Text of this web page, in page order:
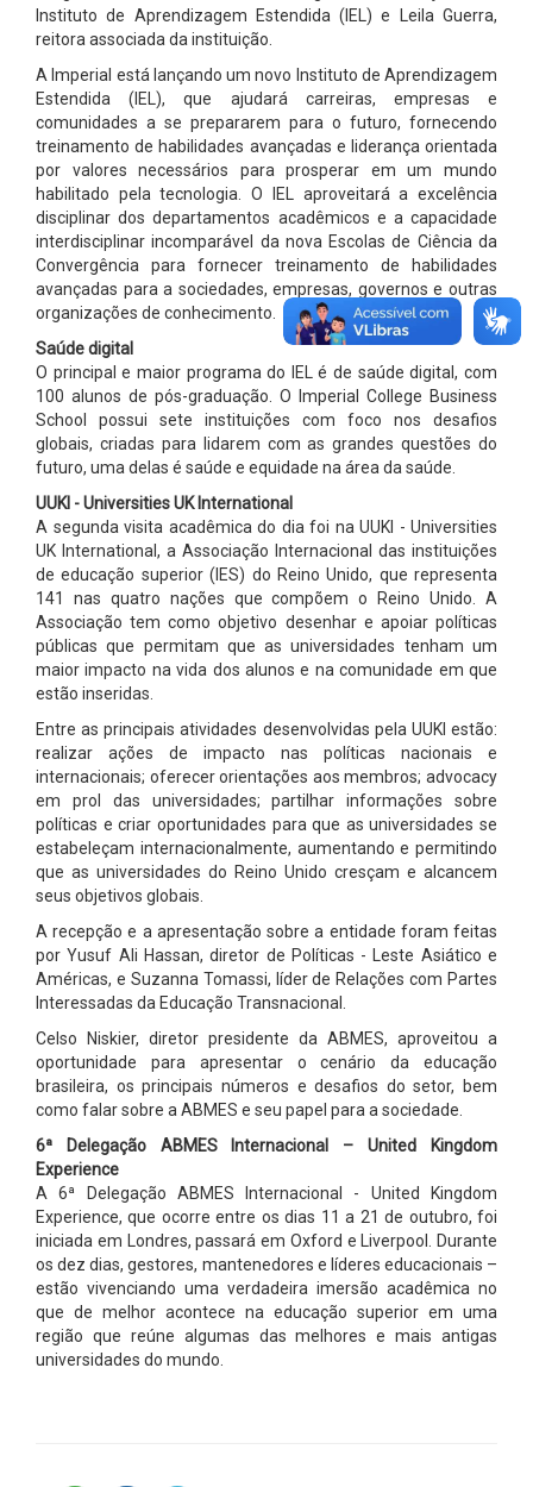
Instituto de Aprendizagem Estendida (IEL) e Leila Guerra,
reitora associada da instituição.
A Imperial está lançando um novo Instituto de Aprendizagem
Estendida (IEL), que ajudará carreiras, empresas e
comunidades a se prepararem para o futuro, fornecendo
treinamento de habilidades avançadas e liderança orientada
por valores necessários para prosperar em um mundo
habilitado pela tecnologia. O IEL aproveitará a excelência
disciplinar dos departamentos acadêmicos e a capacidade
interdisciplinar incomparável da nova Escolas de Ciência da
Convergência para fornecer treinamento de habilidades
avançadas para a sociedades, empresas, governos e outras
organizações de conhecimento.
Saúde digital
O principal e maior programa do IEL é de saúde digital, com
100 alunos de pós-graduação. O Imperial College Business
School possui sete instituições com foco nos desafios
globais, criadas para lidarem com as grandes questões do
futuro, uma delas é saúde e equidade na área da saúde.
UUKI - Universities UK International
A segunda visita acadêmica do dia foi na UUKI - Universities
UK International, a Associação Internacional das instituições
de educação superior (IES) do Reino Unido, que representa
141 nas quatro nações que compõem o Reino Unido. A
Associação tem como objetivo desenhar e apoiar políticas
públicas que permitam que as universidades tenham um
maior impacto na vida dos alunos e na comunidade em que
estão inseridas.
Entre as principais atividades desenvolvidas pela UUKI estão:
realizar ações de impacto nas políticas nacionais e
internacionais; oferecer orientações aos membros; advocacy
em prol das universidades; partilhar informações sobre
políticas e criar oportunidades para que as universidades se
estabeleçam internacionalmente, aumentando e permitindo
que as universidades do Reino Unido cresçam e alcancem
seus objetivos globais.
A recepção e a apresentação sobre a entidade foram feitas
por Yusuf Ali Hassan, diretor de Políticas - Leste Asiático e
Américas, e Suzanna Tomassi, líder de Relações com Partes
Interessadas da Educação Transnacional.
Celso Niskier, diretor presidente da ABMES, aproveitou a
oportunidade para apresentar o cenário da educação
brasileira, os principais números e desafios do setor, bem
como falar sobre a ABMES e seu papel para a sociedade.
6ª Delegação ABMES Internacional – United Kingdom
Experience
A 6ª Delegação ABMES Internacional - United Kingdom
Experience, que ocorre entre os dias 11 a 21 de outubro, foi
iniciada em Londres, passará em Oxford e Liverpool. Durante
os dez dias, gestores, mantenedores e líderes educacionais –
estão vivenciando uma verdadeira imersão acadêmica no
que de melhor acontece na educação superior em uma
região que reúne algumas das melhores e mais antigas
universidades do mundo.